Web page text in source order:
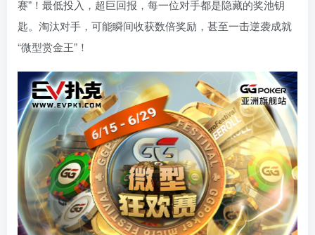
赛”！最低投入，超巨回报，每一位对手都是隐藏的奖池钥
匙。淘汰对手，可能瞬间收获数倍奖励，甚至一击逆袭成就
“微型赏金王”！